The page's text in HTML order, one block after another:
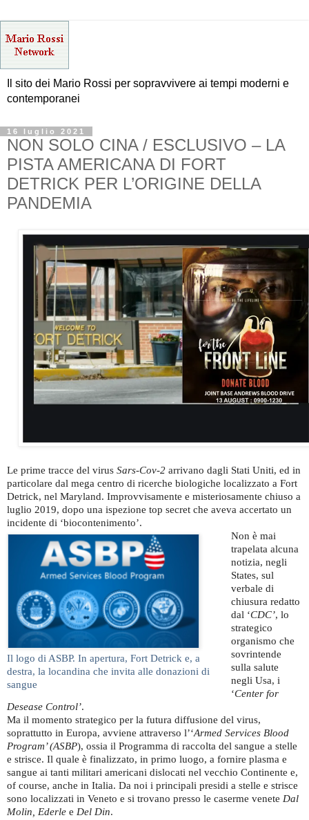
Il sito dei Mario Rossi per sopravvivere ai tempi moderni e
contemporanei
16 luglio 2021
NON SOLO CINA / ESCLUSIVO – LA
PISTA AMERICANA DI FORT
DETRICK PER L’ORIGINE DELLA
PANDEMIA
Le prime tracce del virus Sars-Cov-2 arrivano dagli Stati Uniti, ed in
particolare dal mega centro di ricerche biologiche localizzato a Fort
Detrick, nel Maryland. Improvvisamente e misteriosamente chiuso a
luglio 2019, dopo una ispezione top secret che aveva accertato un
incidente di ‘biocontenimento’.
Il logo di ASBP. In apertura, Fort Detrick e, a
destra, la locandina che invita alle donazioni di
sangue
Non è mai
trapelata alcuna
notizia, negli
States, sul
verbale di
chiusura redatto
dal ‘CDC’, lo
strategico
organismo che
sovrintende
sulla salute
negli Usa, i
‘Center for
Desease Control’.
Ma il momento strategico per la futura diffusione del virus,
soprattutto in Europa, avviene attraverso l’‘Armed Services Blood
Program’ (ASBP), ossia il Programma di raccolta del sangue a stelle
e strisce. Il quale è finalizzato, in primo luogo, a fornire plasma e
sangue ai tanti militari americani dislocati nel vecchio Continente e,
of course, anche in Italia. Da noi i principali presidi a stelle e strisce
sono localizzati in Veneto e si trovano presso le caserme venete Dal
Molin, Ederle e Del Din.